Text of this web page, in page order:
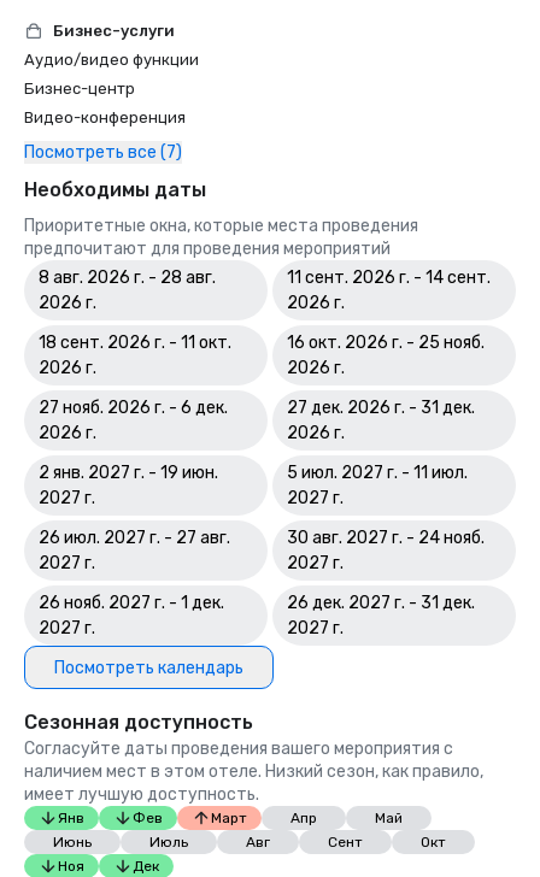
Бизнес-услуги
Аудио/видео функции
Бизнес-центр
Видео-конференция
Посмотреть все (7)
Необходимы даты
Приоритетные окна, которые места проведения
предпочитают для проведения мероприятий
8 авг. 2026 г. - 28 авг.
2026 г.
11 сент. 2026 г. - 14 сент.
2026 г.
18 сент. 2026 г. - 11 окт.
2026 г.
16 окт. 2026 г. - 25 нояб.
2026 г.
27 нояб. 2026 г. - 6 дек.
2026 г.
27 дек. 2026 г. - 31 дек.
2026 г.
2 янв. 2027 г. - 19 июн.
2027 г.
5 июл. 2027 г. - 11 июл.
2027 г.
26 июл. 2027 г. - 27 авг.
2027 г.
30 авг. 2027 г. - 24 нояб.
2027 г.
26 нояб. 2027 г. - 1 дек.
2027 г.
26 дек. 2027 г. - 31 дек.
2027 г.
Посмотреть календарь
Сезонная доступность
Согласуйте даты проведения вашего мероприятия с
наличием мест в этом отеле. Низкий сезон, как правило,
имеет лучшую доступность.
Янв Фев Март Апр
Май
Июнь
Июль Авг Сент
Окт
Ноя
Дек